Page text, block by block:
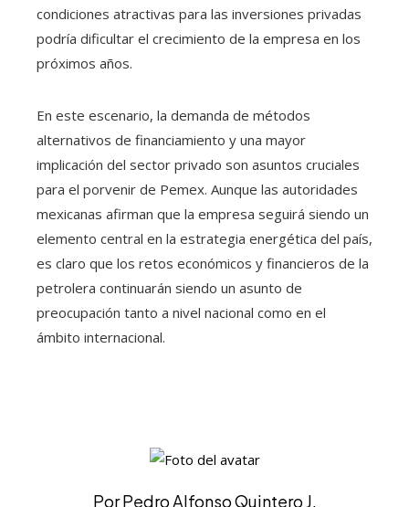
condiciones atractivas para las inversiones privadas
podría dificultar el crecimiento de la empresa en los
próximos años.
En este escenario, la demanda de métodos
alternativos de financiamiento y una mayor
implicación del sector privado son asuntos cruciales
para el porvenir de Pemex. Aunque las autoridades
mexicanas afirman que la empresa seguirá siendo un
elemento central en la estrategia energética del país,
es claro que los retos económicos y financieros de la
petrolera continuarán siendo un asunto de
preocupación tanto a nivel nacional como en el
ámbito internacional.
Por Pedro Alfonso Quintero J.